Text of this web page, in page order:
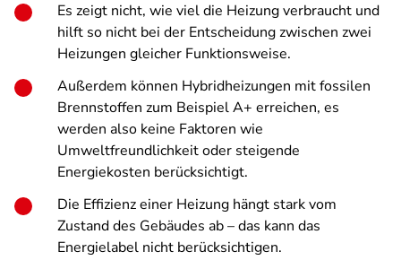
Es zeigt nicht, wie viel die Heizung verbraucht und
hilft so nicht bei der Entscheidung zwischen zwei
Heizungen gleicher Funktionsweise.
Außerdem können Hybridheizungen mit fossilen
Brennstoffen zum Beispiel A+ erreichen, es
werden also keine Faktoren wie
Umweltfreundlichkeit oder steigende
Energiekosten berücksichtigt.
Die Effizienz einer Heizung hängt stark vom
Zustand des Gebäudes ab – das kann das
Energielabel nicht berücksichtigen.